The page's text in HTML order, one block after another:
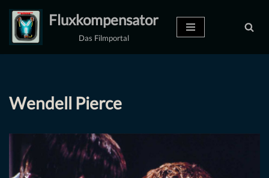
Zum
Inhalt
Fluxkompensator
Das Filmportal
Wendell Pierce